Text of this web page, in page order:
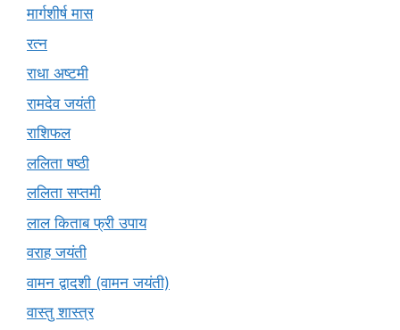
मार्गशीर्ष मास
रत्न
राधा अष्टमी
रामदेव जयंती
राशिफल
ललिता षष्ठी
ललिता सप्तमी
लाल किताब फ्री उपाय
वराह जयंती
वामन द्वादशी (वामन जयंती)
वास्तु शास्त्र